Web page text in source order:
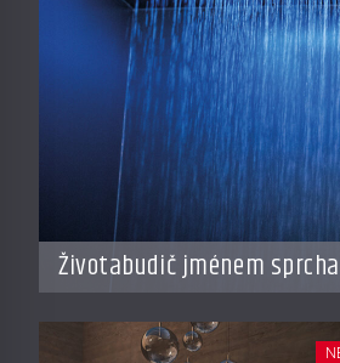
Životabudič jménem sprcha